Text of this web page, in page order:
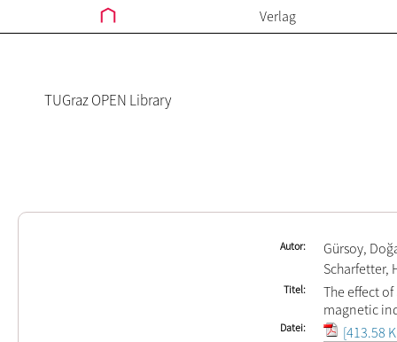
Verlag
TUGraz OPEN Library
Autor
Gürsoy,
Scharfetter,
Titel
The effect
magnetic
Datei [413.58